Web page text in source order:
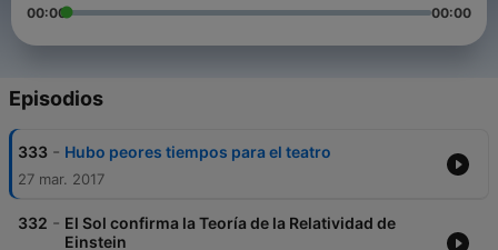
00:00 00:00
Episodios
333 - Hubo peores tiempos para el teatro
27 mar. 2017
332 - El Sol confirma la Teoría de la Relatividad de
Einstein